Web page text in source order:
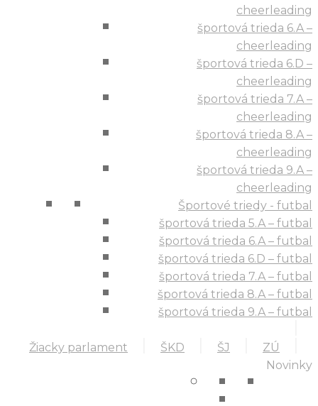
cheerleading
športová trieda 6.A –
cheerleading
športová trieda 6.D –
cheerleading
športová trieda 7.A –
cheerleading
športová trieda 8.A –
cheerleading
športová trieda 9.A –
cheerleading
Športové triedy - futbal
športová trieda 5.A – futbal
športová trieda 6.A – futbal
športová trieda 6.D – futbal
športová trieda 7.A – futbal
športová trieda 8.A – futbal
športová trieda 9.A – futbal
Žiacky parlament ŠKD ŠJ ZÚ
Novinky